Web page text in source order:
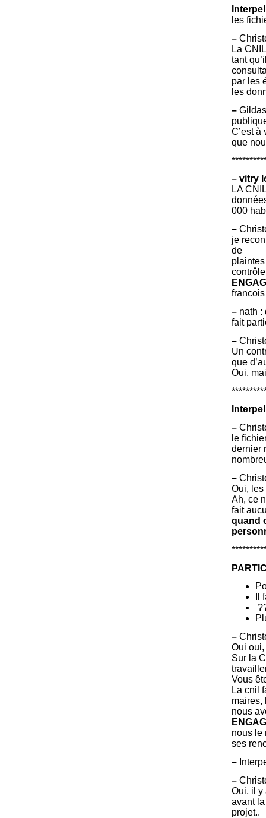
les
–
La
tant
par les
les
–
C’est à
que
– vitry
LA
000
–
je
de
– nath :
fait
–
Un
que
Oui,
–
le
dernier
–
Oui, les
Ah, ce
fait
quand
–
Oui oui,
Sur la
Vous
La cnil
maires,
nous
nous le
ses
–
–
Oui, il y
avant la
projet..